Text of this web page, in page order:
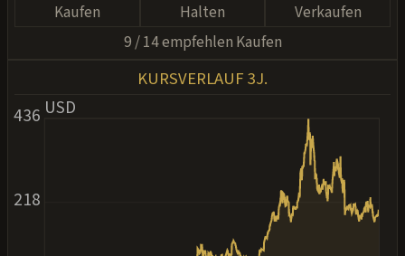
Kaufen Halten
Verkaufen
9 / 14 empfehlen Kaufen
KURSVERLAUF 3J.
218
436 USD